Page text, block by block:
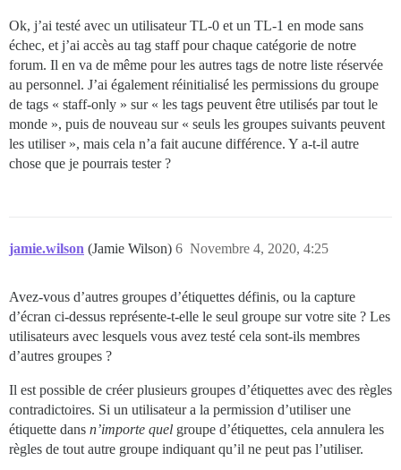
Ok, j’ai testé avec un utilisateur TL-0 et un TL-1 en mode sans
échec, et j’ai accès au tag staff pour chaque catégorie de notre
forum. Il en va de même pour les autres tags de notre liste réservée
au personnel. J’ai également réinitialisé les permissions du groupe
de tags « staff-only » sur « les tags peuvent être utilisés par tout le
monde », puis de nouveau sur « seuls les groupes suivants peuvent
les utiliser », mais cela n’a fait aucune différence. Y a-t-il autre
chose que je pourrais tester ?
jamie.wilson (Jamie Wilson) Novembre 4, 2020, 4:25
6
Avez-vous d’autres groupes d’étiquettes définis, ou la capture
d’écran ci-dessus représente-t-elle le seul groupe sur votre site ? Les
utilisateurs avec lesquels vous avez testé cela sont-ils membres
d’autres groupes ?
Il est possible de créer plusieurs groupes d’étiquettes avec des règles
contradictoires. Si un utilisateur a la permission d’utiliser une
étiquette dans n’importe quel groupe d’étiquettes, cela annulera les
règles de tout autre groupe indiquant qu’il ne peut pas l’utiliser.